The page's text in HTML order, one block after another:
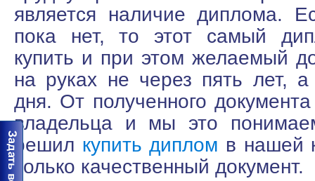
является наличие диплома.
пока нет, то этот самый
купить и при этом желаемый
на руках не через пять лет,
дня. От полученного
владельца и мы это
решил купить диплом в нашей
только качественный документ.